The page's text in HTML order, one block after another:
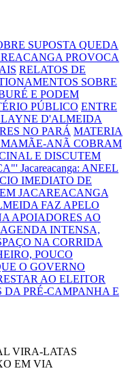
SUPOSTA QUEDA
PROVOCA
RELATOS DE
SOBRE
E PODEM
PÚBLICO ENTRE
D'ALMEIDA
NO PARÁ MATERIA
ANÃ COBRAM
E DISCUTEM
Jacareacanga: ANEEL
IMEDIATO DE
JACAREACANGA
FAZ APELO
APOIADORES AO
INTENSA,
NA CORRIDA
POUCO
O GOVERNO
AO ELEITOR
DA PRÉ-CAMPANHA E